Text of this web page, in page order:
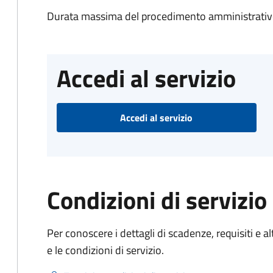
Durata massima del procedimento
Accedi al servizio
Accedi al servizio
Condizioni di servizio
Per conoscere i dettagli di scadenze, requisiti e
e le condizioni di servizio.